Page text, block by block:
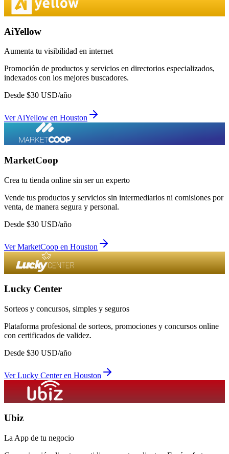
AiYellow
Aumenta tu visibilidad en internet
Promoción de productos y servicios en directorios especializados,
indexados con los mejores buscadores.
Desde $30 USD/año
VerAiYellow en Houston
MarketCoop
Crea tu tienda online sin ser un experto
Vende tus productos y servicios sin intermediarios ni comisiones por
venta, de manera segura y personal.
Desde $30 USD/año
VerMarketCoop en Houston
Lucky Center
Sorteos y concursos, simples y seguros
Plataforma profesional de sorteos, promociones y concursos online
con certificados de validez.
Desde $30 USD/año
VerLucky Centeren Houston
Ubiz
La App de tu negocio